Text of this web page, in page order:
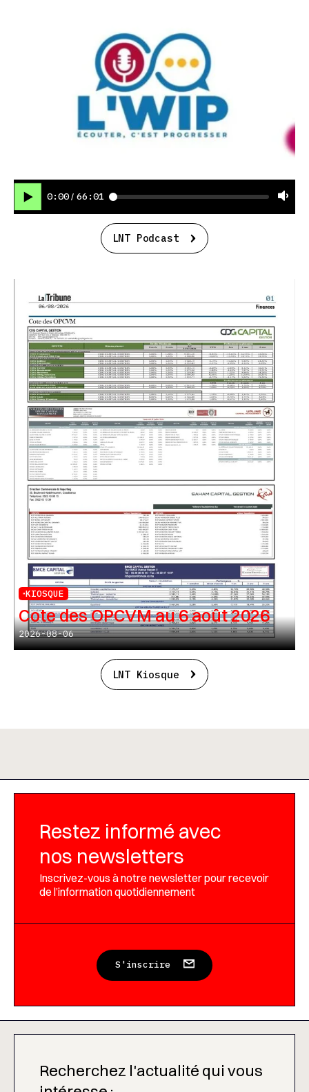
0:00 / 66:01
LNT Podcast
KIOSQUE
Cote des OPCVM au 6 août 2026
2026-08-06
LNT Kiosque
Restez informé avec
nos newsletters
Inscrivez-vous à notre newsletter pour recevoir
de l’information quotidiennement
S'inscrire
Recherchez l'actualité qui vous